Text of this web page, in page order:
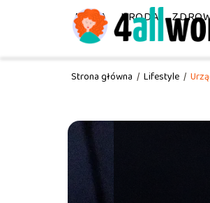
MODA URODA
Strona główna / Lifestyle /